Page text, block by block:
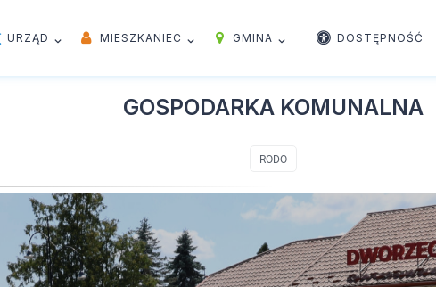
URZĄD MIESZKANIEC GMINA DOSTĘPNOŚĆ
GOSPODARKA KOMUNALNA
RODO